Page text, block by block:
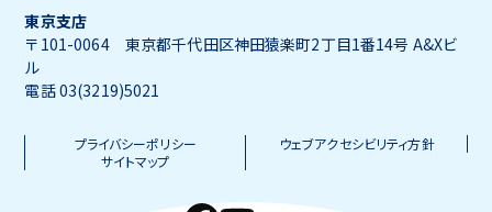
東京支店
〒101-0064 東京都千代田区神田猿楽町2丁目1番14号 A&Xビ
ル
電話 03(3219)5021
プライバシーポリシー
ウェブアクセシビリティ方針
サイトマップ